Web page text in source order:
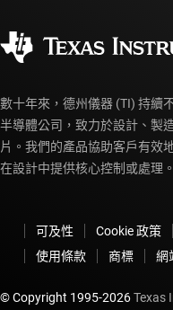
myTI 帳戶常見問題解答
數十年來，德州儀器 (TI) 持續
半導體公司，致力於設計、製
片。我們的產品協助客戶有效
在設計中提供核心控制或處理。
可及性 Cookie 政策
使用條款
商標 網
© Copyright 1995-2026Texas